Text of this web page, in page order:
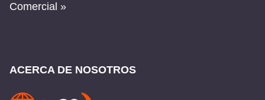
Comercial »
ACERCA DE NOSOTROS